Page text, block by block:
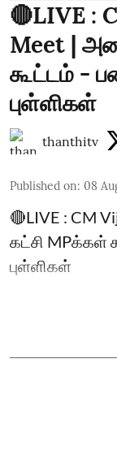
🔴LIVE :
Meet |
கூட்டம் -
புள்ளிகள்
thanthitv
Published on: 08
🔴LIVE : CM
கட்சி MPக்கள்
புள்ளிகள்